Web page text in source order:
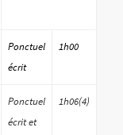
Ponctuel
écrit
1h00
Ponctuel
écrit et
1h06(4)